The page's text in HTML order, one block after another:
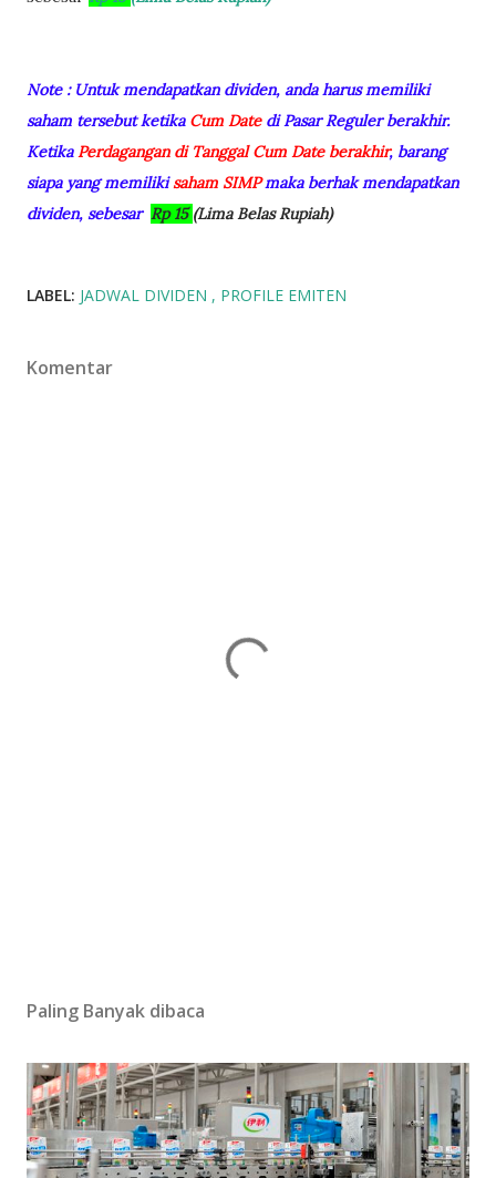
Note : Untuk mendapatkan dividen, anda harus memiliki
saham tersebut ketika Cum Datedi Pasar Reguler berakhir.
KetikaPerdagangan di Tanggal Cum Date berakhir, barang
siapa yang memilikisaham SIMP maka berhak mendapatkan
dividen, sebesar Rp 15(Lima Belas Rupiah)
LABEL: JADWAL DIVIDEN PROFILE EMITEN
Komentar
Paling Banyak dibaca